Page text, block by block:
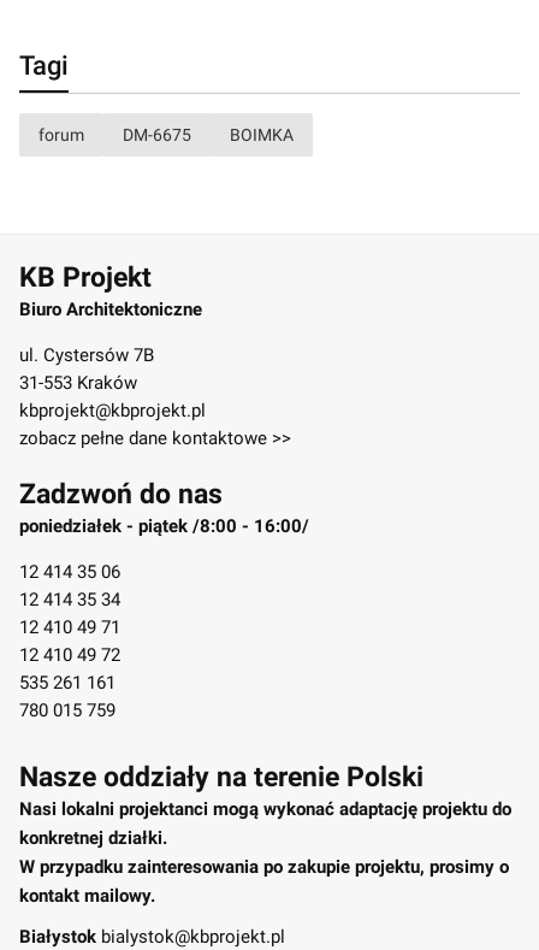
Tagi
forum DM-6675 BOIMKA
KB Projekt
Biuro Architektoniczne
ul. Cystersów 7B
31-553 Kraków
kbprojekt@kbprojekt.pl
zobacz pełne dane kontaktowe >>
Zadzwoń do nas
poniedziałek - piątek /8:00 - 16:00/
12 414 35 06
12 414 35 34
12 410 49 71
12 410 49 72
535 261 161
780 015 759
Nasze oddziały na terenie Polski
Nasi lokalni projektanci mogą wykonać adaptację projektu do
konkretnej działki.
W przypadku zainteresowania po zakupie projektu, prosimy o
kontakt mailowy.
Białystok bialystok@kbprojekt.pl